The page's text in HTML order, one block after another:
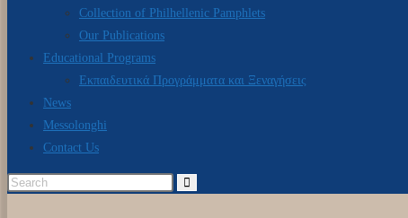
Collection of Philhellenic Pamphlets
Our Publications
Educational Programs
Εκπαιδευτικά Προγράμματα και Ξεναγήσεις
News
Messolonghi
Contact Us